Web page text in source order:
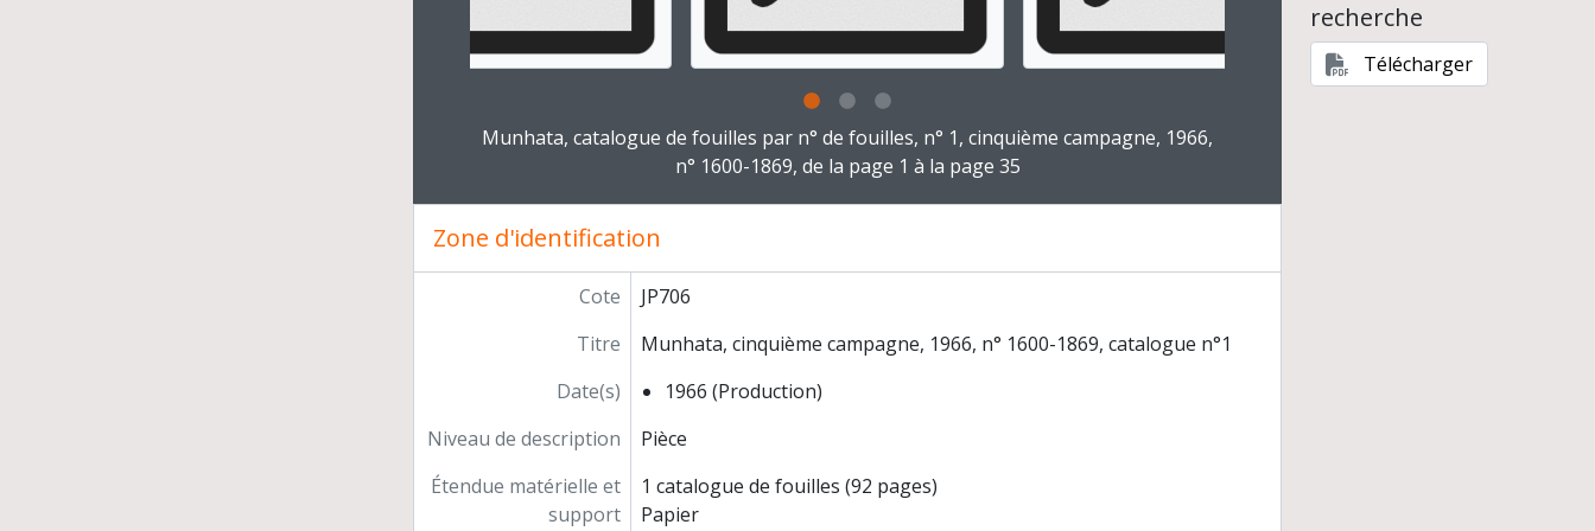
Reprise des fouilles de Munhata, sous la direction de Catherine Commenge
Délégation archéologique française en Iran
Congrès et conférences
Participation à des instances
Titre et travaux
Clicking this description title link will open the description view page for this digital object. Advancing the carousel above will
Munhata, catalogue de fouilles par n° de fouilles, n° 1, cinquième campagne, 1966,
n° 1600-1869, de la page 1 à la page 35
Zone d'identification
Cote
JP706
Titre
Munhata, cinquième campagne, 1966, n° 1600-1869, catalogue n°1
Date(s)
1966 (Production)
Niveau de description
Pièce
Étendue matérielle et
support
1 catalogue de fouilles (92 pages)
Papier
recherche
Télécharger